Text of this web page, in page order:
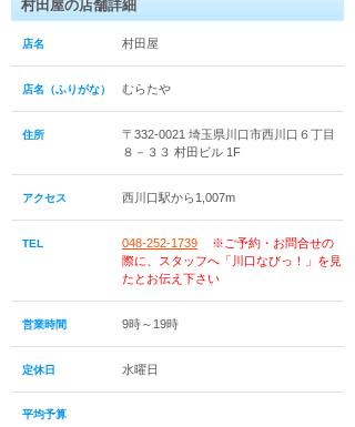
村田屋の店舗詳細
店名 村田屋
店名（ふりがな） むらたや
住所
〒332-0021 埼玉県川口市西川口６丁目
８－３３ 村田ビル 1F
アクセス 西川口駅から1,007m
TEL 048-252-1739
※ご予約・お問合せの
際に、スタッフへ「川口なびっ！」を見
たとお伝え下さい
営業時間 9時～19時
定休日 水曜日
平均予算